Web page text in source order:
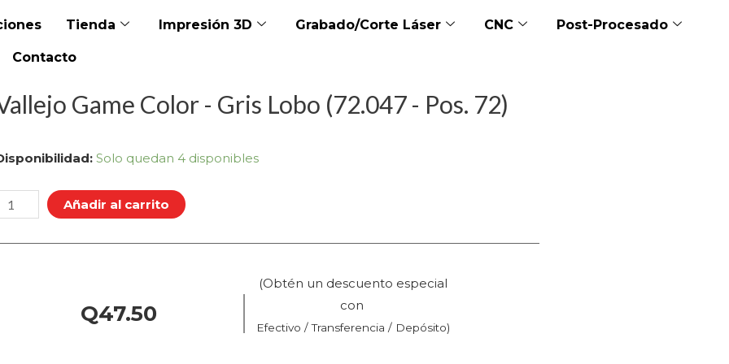
Tienda Impresión 3D Grabado/Corte Láser CNC Post-Procesado
Contacto
Game Color - Gris Lobo (72.047 - Pos. 72)
Solo quedan 4 disponibles
Color
Añadir al carrito
Q47.50
(Obtén un descuento especial
con
Efectivo / Transferencia / Depósito)